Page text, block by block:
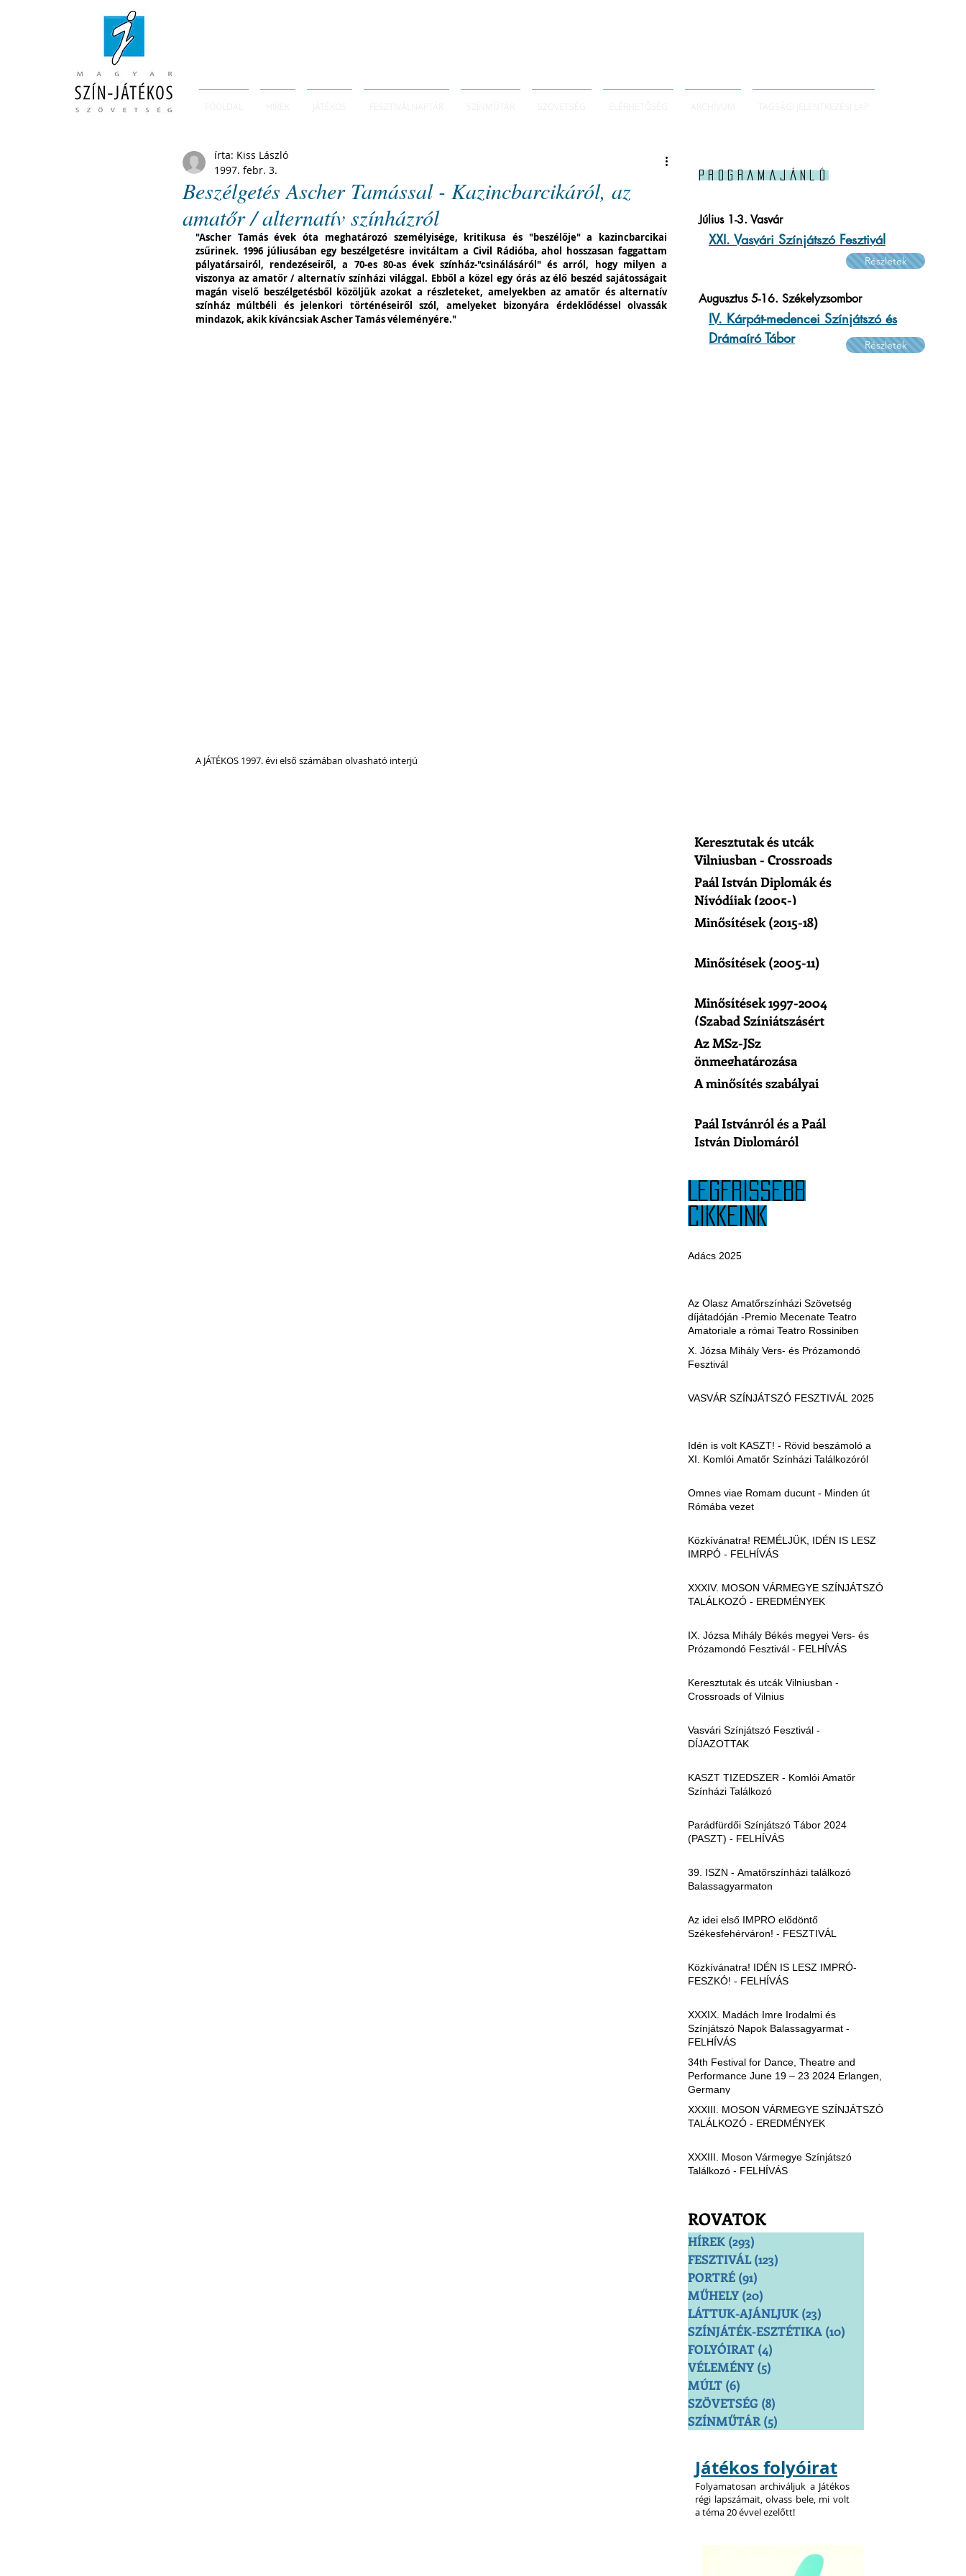
Beszélgetés Ascher Tamással - Kazincbarcikáról, az
amatőr / alternatív színházról
írta: Kiss László
1997. febr. 3.
"Ascher Tamás évek óta meghatározó személyisége, kritikusa és "beszélője" a kazincbarcikai
zsűrinek. 1996 júliusában egy beszélgetésre invitáltam a Civil Rádióba, ahol hosszasan faggattam
pályatársairól, rendezéseiről, a 70-es 80-as évek színház-"csinálásáról" és arról, hogy milyen a
viszonya az amatőr / alternatív színházi világgal. Ebből a közel egy órás az élő beszéd sajátosságait
magán viselő beszélgetésből közöljük azokat a részleteket, amelyekben az amatőr és alternatív
színház múltbéli és jelenkori történéseiről szól, amelyeket bizonyára érdeklődéssel olvassák
mindazok, akik kíváncsiak Ascher Tamás véleményére."
A JÁTÉKOS 1997. évi első számában olvasható interjú
Programajánló
Adács 2025
Az Olasz Amatőrszínházi Szövetség
díjátadóján -Premio Mecenate Teatro
Amatoriale a római Teatro Rossiniben
X. Józsa Mihály Vers- és Prózamondó
Fesztivál
VASVÁR SZÍNJÁTSZÓ FESZTIVÁL 2025
Idén is volt KASZT! - Rövid beszámoló a
XI. Komlói Amatőr Színházi Találkozóról
Omnes viae Romam ducunt - Minden út
Rómába vezet
Közkívánatra! REMÉLJÜK, IDÉN IS LESZ
IMRPÓ - FELHÍVÁS
XXXIV. MOSON VÁRMEGYE SZÍNJÁTSZÓ
TALÁLKOZÓ - EREDMÉNYEK
IX. Józsa Mihály Békés megyei Vers- és
Prózamondó Fesztivál - FELHÍVÁS
Keresztutak és utcák Vilniusban -
Crossroads of Vilnius
Vasvári Színjátszó Fesztivál -
DÍJAZOTTAK
KASZT TIZEDSZER - Komlói Amatőr
Színházi Találkozó
Parádfürdői Színjátszó Tábor 2024
(PASZT) - FELHÍVÁS
39. ISZN - Amatőrszínházi találkozó
Balassagyarmaton
Az idei első IMPRO elődöntő
Székesfehérváron! - FESZTIVÁL
Közkívánatra! IDÉN IS LESZ IMPRÓ-
FESZKÓ! - FELHÍVÁS
XXXIX. Madách Imre Irodalmi és
Színjátszó Napok Balassagyarmat -
FELHÍVÁS
34th Festival for Dance, Theatre and
Performance June 19 – 23 2024 Erlangen,
Germany
XXXIII. MOSON VÁRMEGYE SZÍNJÁTSZÓ
TALÁLKOZÓ - EREDMÉNYEK
XXXIII. Moson Vármegye Színjátszó
Találkozó - FELHÍVÁS
LEGFRISSEBB
CIKKEINK
ROVATOK
HÍREK (293)
FESZTIVÁL (123)
PORTRÉ (91)
MŰHELY (20)
LÁTTUK-AJÁNLJUK (23)
SZÍNJÁTÉK-ESZTÉTIKA (10)
FOLYÓIRAT (4)
VÉLEMÉNY (5)
MÚLT (6)
SZÖVETSÉG (8)
SZÍNMŰTÁR (5)
Keresztutak és utcák
Vilniusban - Crossroads
of Vilnius
Paál István Diplomák és
Nívódíjak (2005-)
Minősítések (2015-18)
Minősítések (2005-11)
Minősítések 1997-2004
(Szabad Színjátszásért
Egyesület)
Az MSz-JSz
önmeghatározása
A minősítés szabályai
Paál Istvánról és a Paál
István Diplomáról
Játékos folyóirat
Folyamatosan archiváljuk a Játékos
régi lapszámait, olvass bele, mi volt
a téma 20 évvel ezelőtt!
Július 1-3. Vasvár
XXI. Vasvári Színjátszó Fesztivál
Részletek
Augusztus 5-16. Székelyzsombor
IV. Kárpát-medencei Színjátszó és
Drámaíró Tábor
Részletek